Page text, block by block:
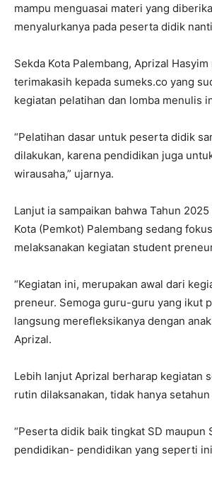
mampu menguasai materi yang
menyalurkanya pada peserta didik
Sekda Kota Palembang, Aprizal
terimakasih kepada sumeks.co yang
kegiatan pelatihan dan lomba menulis
“Pelatihan dasar untuk peserta didik
dilakukan, karena pendidikan juga
wirausaha,” ujarnya.
Lanjut ia sampaikan bahwa Tahun
Kota (Pemkot) Palembang sedang
melaksanakan kegiatan student
“Kegiatan ini, merupakan awal dari
preneur. Semoga guru-guru yang ikut
langsung merefleksikanya dengan
Aprizal.
Lebih lanjut Aprizal berharap kegiatan
rutin dilaksanakan, tidak hanya
“Peserta didik baik tingkat SD maupun
pendidikan- pendidikan yang seperti